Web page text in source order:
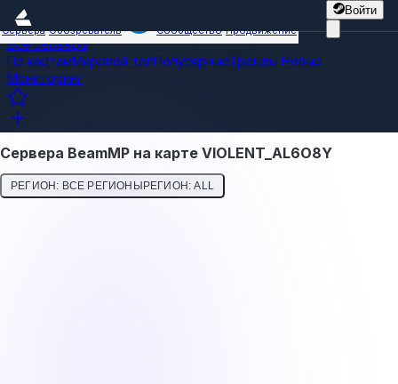
Войти
Сервера Обозреватель Сообщество Продвижение
Все сервера
По картамМировой топПопулярныеТренды Новые
Мониторинг
Сервера BeamMP на карте VIOLENT_AL6O8Y
РЕГИОН: ВСЕ РЕГИОНЫРЕГИОН: ALL